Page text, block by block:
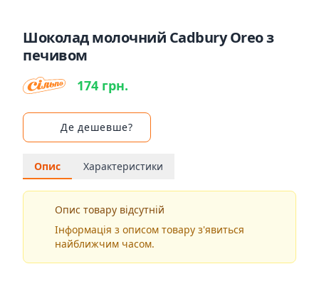
Шоколад молочний Cadbury Oreo з
печивом
174 грн.
Де дешевше?
Опис Характеристики
Опис товару відсутній
Інформація з описом товару з'явиться
найближчим часом.